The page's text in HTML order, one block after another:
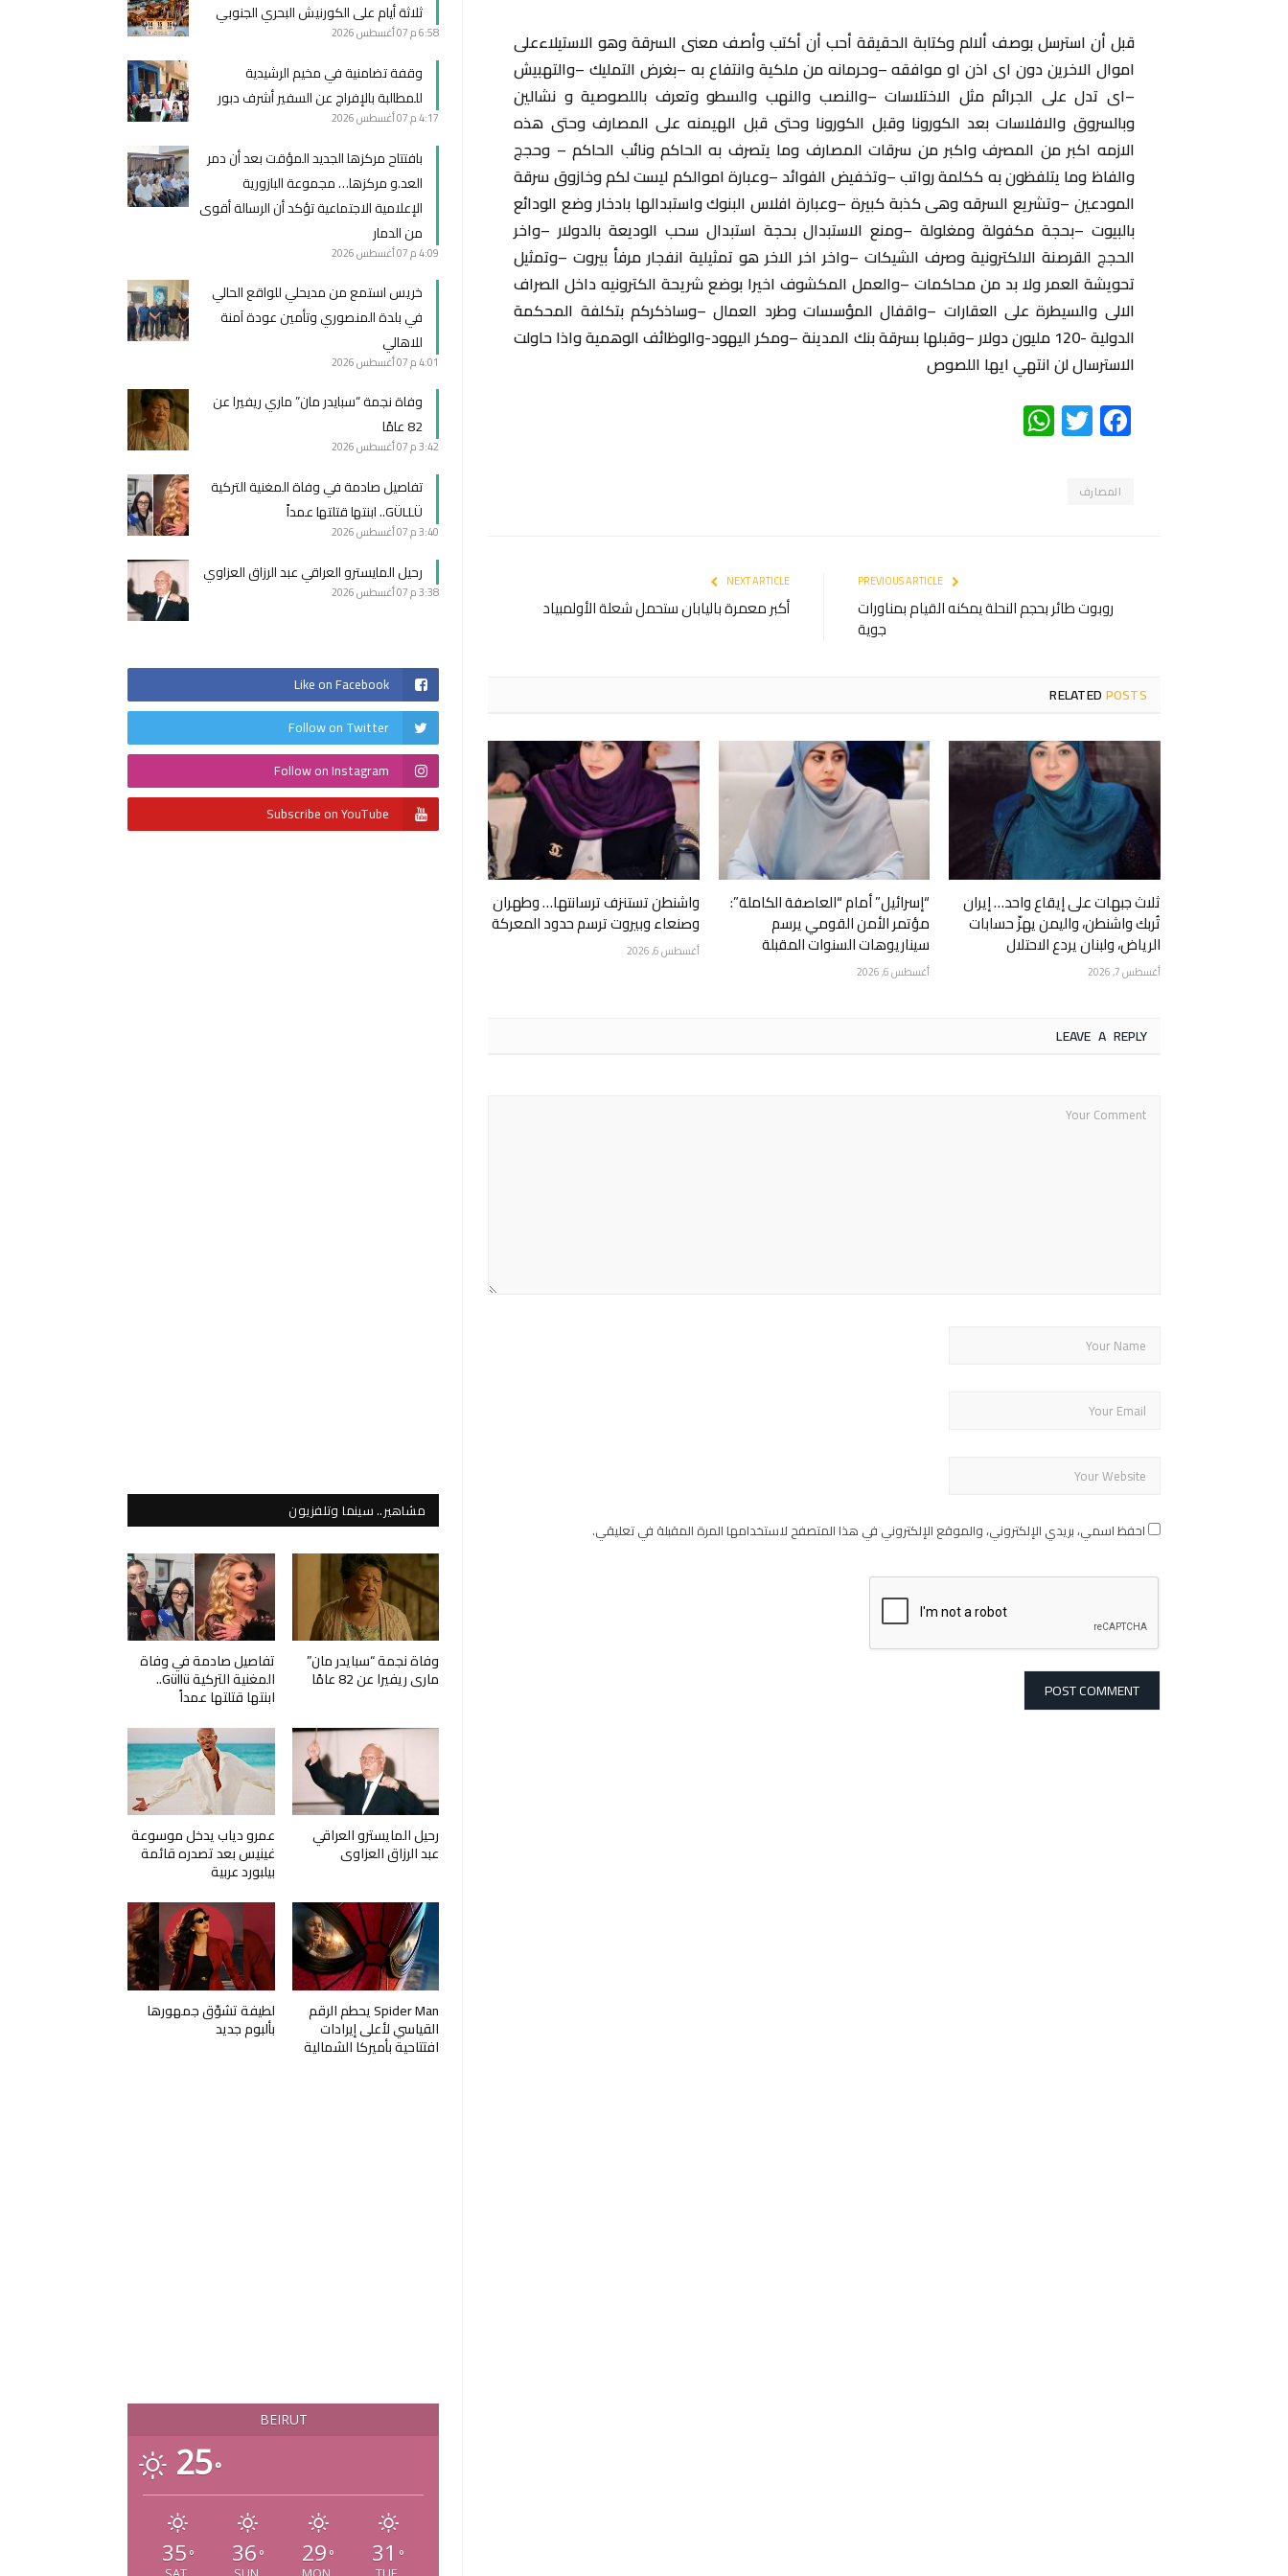
قبل أن استرسل بوصف ألالم وكتابة الحقيقة أحب أن أكتب وأصف معنى السرقة وهو الاستيلاءعلى
اموال الاخرين دون اى اذن او موافقه –وحرمانه من ملكية وانتفاع به –بغرض التمليك –والتهبيش
–اى تدل على الجرائم مثل الاختلاسات –والنصب والنهب والسطو وتعرف باللصوصية و نشالين
وبالسروق والافلاسات بعد الكورونا وقبل الكورونا وحتى قبل الهيمنه على المصارف وحتى هذه
الازمه اكبر من المصرف واكبر من سرقات المصارف وما يتصرف به الحاكم ونائب الحاكم – وحجج
والفاظ وما يتلفظون به ككلمة رواتب –وتخفيض الفوائد –وعبارة اموالكم ليست لكم وخازوق سرقة
المودعين –وتشريع السرقه وهى كذبة كبيرة –وعبارة افلاس البنوك واستبدالها بادخار وضع الودائع
بالبيوت –بحجة مكفولة ومغلولة –ومنع الاستبدال بحجة استبدال سحب الوديعة بالدولار –واخر
الحجج القرصنة الالكترونية وصرف الشيكات –واخر اخر الاخر هو تمثيلية انفجار مرفأ بيروت –وتمثيل
تحويشة العمر ولا بد من محاكمات –والعمل المكشوف اخيرا بوضع شريحة الكترونيه داخل الصراف
الالى والسيطرة على العقارات –واقفال المؤسسات وطرد العمال –وساذكركم بتكلفة المحكمة
الدولية -120 مليون دولار –وقبلها بسرقة بنك المدينة –ومكر اليهود-والوظائف الوهمية واذا حاولت
الاسترسال لن انتهي ايها اللصوص
Facebook
Twitter
المصارف
روبوت طائر بحجم النحلة يمكنه القيام بمناورات
جوية
NEXT ARTICLE
أكبر معمرة باليابان ستحمل شعلة الأولمبياد
RELATEDPOSTS
ثلاث جبهات على إيقاع واحد… إيران
تُربك واشنطن، واليمن يهزّ حسابات
الرياض، ولبنان يردع الاحتلال
أغسطس 7, 2026
“إسرائيل” أمام “العاصفة الكاملة”:
مؤتمر الأمن القومي يرسم
سيناريوهات السنوات المقبلة
أغسطس 6, 2026
واشنطن تستنزف ترسانتها… وطهران
وصنعاء وبيروت ترسم حدود المعركة
أغسطس 6, 2026
LEAVE A REPLY
احفظ اسمي، بريدي الإلكتروني، والموقع الإلكتروني في هذا المتصفح لاستخدامها المرة المقبلة في تعليقي.
ثلاثة أيام على الكورنيش البحري الجنوبي
6:58 م 07 أغسطس 2026
وقفة تضامنية في مخيم الرشيدية
للمطالبة بالإفراج عن السفير أشرف دبور
4:17 م 07 أغسطس 2026
بافتتاح مركزها الجديد المؤقت بعد أن دمر
العد.و مركزها… مجموعة البازورية
الإعلامية الاجتماعية تؤكد أن الرسالة أقوى
من الدمار
4:09 م 07 أغسطس 2026
خريس استمع من مديحلي للواقع الحالي
في بلدة المنصوري وتأمين عودة آمنة
للاهالي
4:01 م 07 أغسطس 2026
وفاة نجمة “سبايدر مان” ماري ريفيرا عن
82 عامًا
3:42 م 07 أغسطس 2026
تفاصيل صادمة في وفاة المغنية التركية
GÜLLÜ.. ابنتها قتلتها عمداً
3:40 م 07 أغسطس 2026
رحيل المايسترو العراقي عبد الرزاق العزاوي
3:38 م 07 أغسطس 2026
Like on Facebook
Follow on Twitter
Follow on Instagram
Subscribe on YouTube
مشاهير.. سينما وتلفزيون
وفاة نجمة “سبايدر مان”
ماري ريفيرا عن 82 عامًا
تفاصيل صادمة في وفاة
المغنية التركية Güllü..
ابنتها قتلتها عمداً
رحيل المايسترو العراقي
عبد الرزاق العزاوي
عمرو دياب يدخل موسوعة
غينيس بعد تصدره قائمة
بيلبورد عربية
Spider Man يحطم الرقم
القياسي لأعلى إيرادات
افتتاحية بأميركا الشمالية
لطيفة تشوّق جمهورها
بألبوم جديد
BEIRUT
25°
35 ° 36 ° 29 ° 31 °